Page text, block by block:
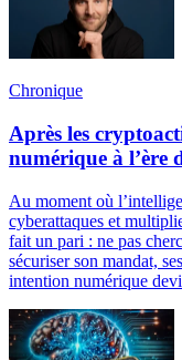
Chronique
Après les
numérique à l’ère
Au moment où
cyberattaques et
fait un pari : ne pas
sécuriser son mandat,
intention numérique